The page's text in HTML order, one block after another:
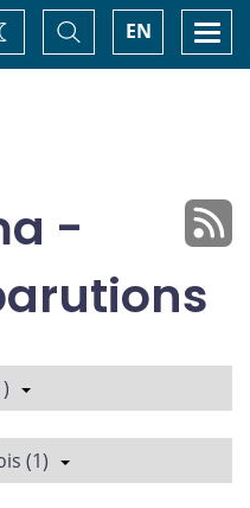
EN
Basculer
la
recherche
-
(1)